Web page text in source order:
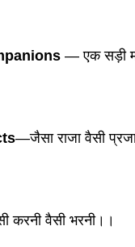
— एक सड़ी
—जैसा राजा वैसी
करनी वैसी भरनी।।